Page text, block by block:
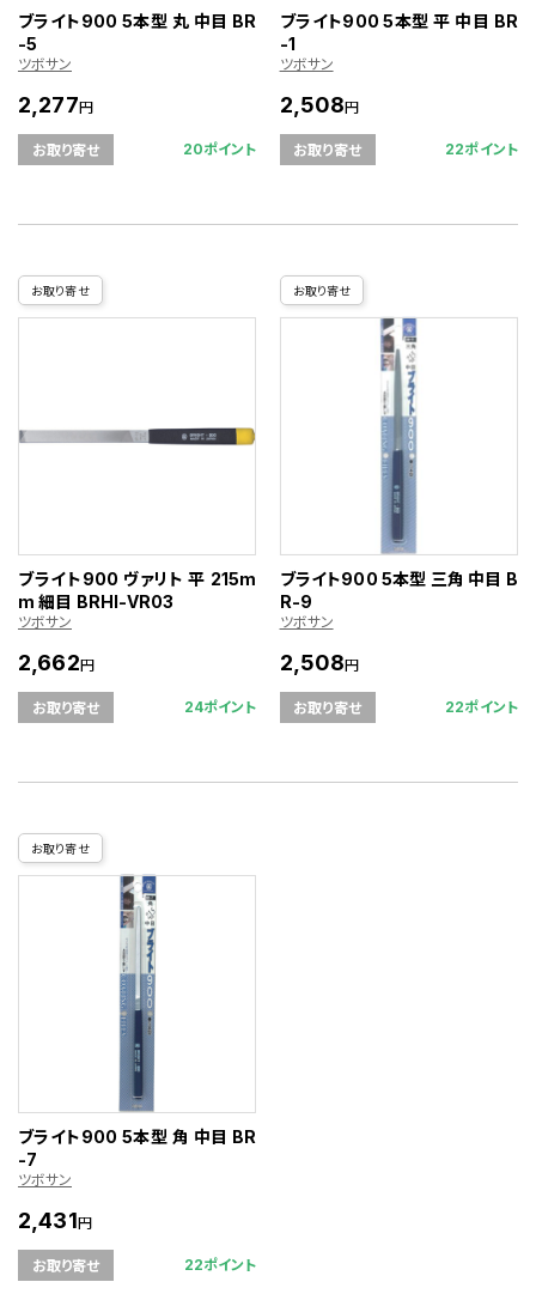
ブライト900 5本型 丸 中目 BR
-5
ツボサン
2,277円
お取り寄せ 20ポイント
ブライト900 5本型 平 中目 BR
-1
ツボサン
2,508円
お取り寄せ 22ポイント
お取り寄せ
ブライト900 ヴァリト 平 215m
m 細目 BRHI-VR03
ツボサン
2,662円
お取り寄せ 24ポイント
お取り寄せ
ブライト900 5本型 三角 中目 B
R-9
ツボサン
2,508円
お取り寄せ 22ポイント
お取り寄せ
ブライト900 5本型 角 中目 BR
-7
ツボサン
2,431円
お取り寄せ 22ポイント